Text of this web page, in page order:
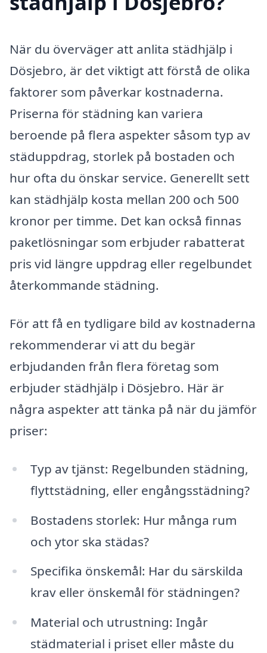
När du överväger att anlita städhjälp i
Dösjebro, är det viktigt att förstå de olika
faktorer som påverkar kostnaderna.
Priserna för städning kan variera
beroende på flera aspekter såsom typ av
städuppdrag, storlek på bostaden och
hur ofta du önskar service. Generellt sett
kan städhjälp kosta mellan 200 och 500
kronor per timme. Det kan också finnas
paketlösningar som erbjuder rabatterat
pris vid längre uppdrag eller regelbundet
återkommande städning.
För att få en tydligare bild av kostnaderna
rekommenderar vi att du begär
erbjudanden från flera företag som
erbjuder städhjälp i Dösjebro. Här är
några aspekter att tänka på när du jämför
priser:
Typ av tjänst: Regelbunden städning,
flyttstädning, eller engångsstädning?
Bostadens storlek: Hur många rum
och ytor ska städas?
Specifika önskemål: Har du särskilda
krav eller önskemål för städningen?
Material och utrustning: Ingår
städmaterial i priset eller måste du